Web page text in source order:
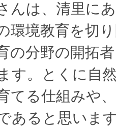
んは、清里に
環境教育を切
の分野の開拓
す。とくに自
てる仕組みや
あると思いま